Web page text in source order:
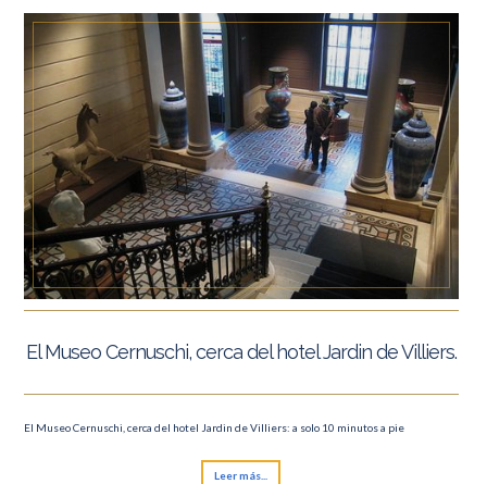
El Museo Cernuschi, cerca del hotel Jardin de Villiers.
El Museo Cernuschi, cerca del hotel Jardin de Villiers: a solo 10 minutos a pie
Leer más...